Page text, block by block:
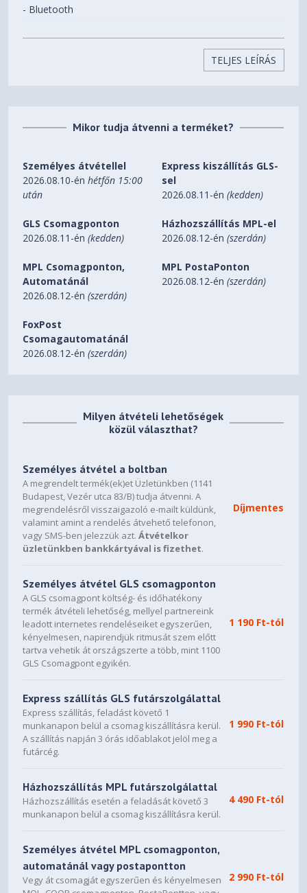
- Bluetooth
olyan funkciókat nyújt, amit más eszközökben nem igazán
találni.
Google Play Áruházhoz, így Skype-al, Google Hangouts-al
és egyéb alkalmazásokkal is kezdeményezhet
Gigabit portokkal, beépített Bluetooth-al, WiFi-vel, 7 irányú
konferencia híddal, 4.3" érintőképernyővel rendelkezik.
TELJES LEÍRÁS
Mikor tudja átvenni a terméket?
Személyes átvétellel
2026.08.10-énhétfőn 15:00
után
Express kiszállítás GLS-
sel
2026.08.11-én(kedden)
GLS Csomagponton
2026.08.11-én(kedden)
Házhozszállítás MPL-el
2026.08.12-én(szerdán)
MPL Csomagponton,
Automatánál
2026.08.12-én(szerdán)
MPL PostaPonton
2026.08.12-én(szerdán)
FoxPost
Csomagautomatánál
2026.08.12-én(szerdán)
Milyen átvételi lehetőségek
közül választhat?
Személyes átvétel a boltban
A megrendelt termék(ek)et Üzletünkben (1141
Budapest, Vezér utca 83/B) tudja átvenni. A
megrendelésről visszaigazoló e-mailt küldünk,
valamint amint a rendelés átvehető telefonon,
vagy SMS-ben jelezzük azt.Átvételkor
üzletünkben bankkártyával is fizethet.
Díjmentes
Személyes átvétel GLS csomagponton
A GLS csomagpont költség- és időhatékony
termék átvételi lehetőség, mellyel partnereink
leadott internetes rendeléseiket egyszerűen,
kényelmesen, napirendjük ritmusát szem előtt
tartva vehetik át országszerte a több, mint 1100
GLS Csomagpont egyikén.
1 190 Ft-tól
Express szállítás GLS futárszolgálattal
Express szállítás, feladást követő 1
munkanapon belül a csomag kiszállításra kerül.
A szállítás napján 3 órás időablakot jelöl meg a
futárcég.
1 990 Ft-tól
Házhozszállítás MPL futárszolgálattal
Házhozszállítás esetén a feladását követő 3
munkanapon belül a csomag kiszállításra kerül.
4 490 Ft-tól
Személyes átvétel MPL csomagponton,
automatánál vagy postapontton
Vegy át csomagját egyszerűen és kényelmesen
2 990 Ft-tól